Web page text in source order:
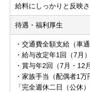
給料にしっかりと反映さ
待遇・福利厚生
・交通費全額支給（車
・給与改定年1回（7月）
・賞与年2回（7月・12月
・家族手当（配偶者1万
「完全週休二日（公休